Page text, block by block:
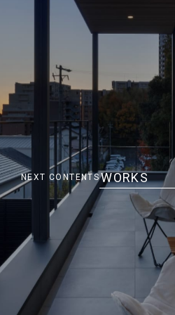
NEXT CONTENTSWORKS